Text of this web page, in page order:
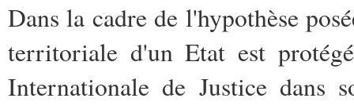
Dans la cadre de l'hypothèse
territoriale d'un Etat est
Internationale de Justice